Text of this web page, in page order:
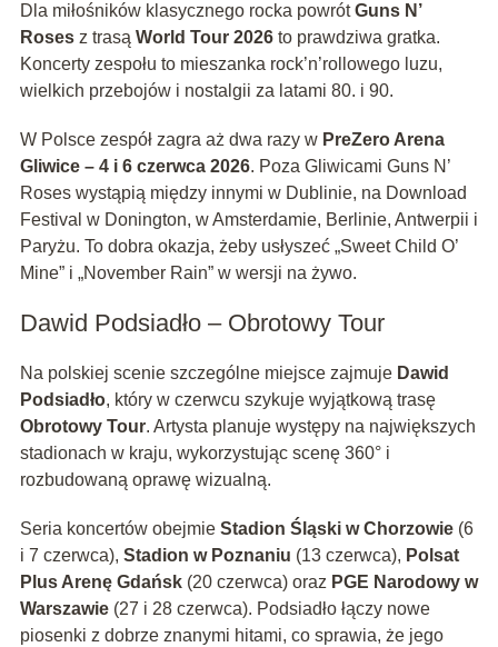
Dla miłośników klasycznego rocka powrótGuns N’
Rosesz trasą World Tour 2026to prawdziwa gratka.
Koncerty zespołu to mieszanka rock’n’rollowego luzu,
wielkich przebojów i nostalgii za latami 80. i 90.
W Polsce zespół zagra aż dwa razy w PreZero Arena
Gliwice – 4 i 6 czerwca 2026. Poza Gliwicami Guns N’
Roses wystąpią między innymi w Dublinie, na Download
Festival w Donington, w Amsterdamie, Berlinie, Antwerpii i
Paryżu. To dobra okazja, żeby usłyszeć „Sweet Child O’
Mine” i „November Rain” w wersji na żywo.
Dawid Podsiadło – Obrotowy Tour
Na polskiej scenie szczególne miejsce zajmuje Dawid
Podsiadło, który w czerwcu szykuje wyjątkową trasę
Obrotowy Tour. Artysta planuje występy na największych
stadionach w kraju, wykorzystując scenę 360° i
rozbudowaną oprawę wizualną.
Seria koncertów obejmie Stadion Śląski w Chorzowie(6
i 7 czerwca), Stadion w Poznaniu (13 czerwca), Polsat
Plus Arenę Gdańsk(20 czerwca) oraz PGE Narodowy w
Warszawie(27 i 28 czerwca). Podsiadło łączy nowe
piosenki z dobrze znanymi hitami, co sprawia, że jego